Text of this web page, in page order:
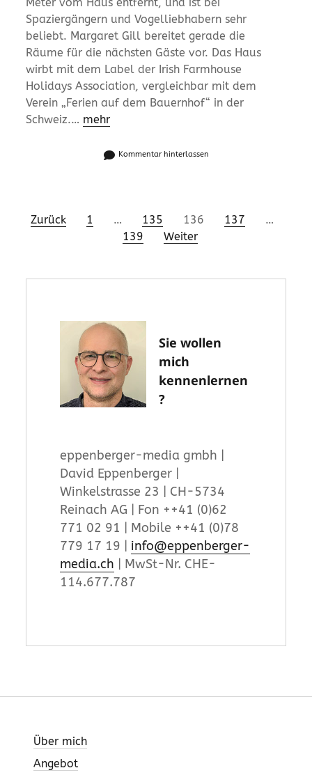
Spaziergängern und Vogelliebhabern sehr
beliebt. Margaret Gill bereitet gerade die
Räume für die nächsten Gäste vor. Das Haus
wirbt mit dem Label der Irish Farmhouse
Holidays Association, vergleichbar mit dem
Verein „Ferien auf dem Bauernhof“ in der
Schweiz.… mehr
Kommentar hinterlassen
Seitennummerierung
Beiträge
Zurück 1 … 135 136 137
…
139
Weiter
Sie wollen
mich
kennenlernen
?
eppenberger-media gmbh |
David Eppenberger |
Winkelstrasse 23 | CH-5734
Reinach AG | Fon ++41 (0)62
771 02 91 | Mobile ++41 (0)78
779 17 19 | info@eppenberger-
media.ch | MwSt-Nr. CHE-
114.677.787
Über mich
Angebot